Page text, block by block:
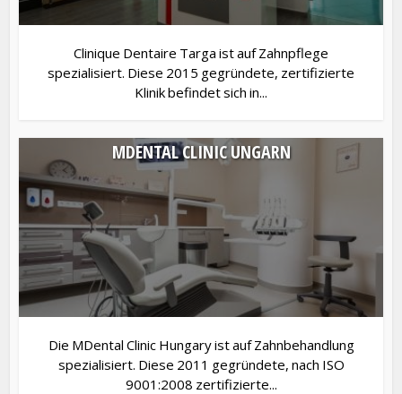
Clinique Dentaire Targa ist auf Zahnpflege
spezialisiert. Diese 2015 gegründete, zertifizierte
Klinik befindet sich in...
MDENTAL CLINIC UNGARN
Die MDental Clinic Hungary ist auf Zahnbehandlung
spezialisiert. Diese 2011 gegründete, nach ISO
9001:2008 zertifizierte...